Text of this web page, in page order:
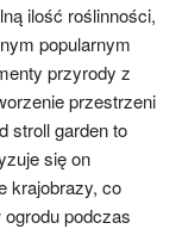
ilość roślinności,
popularnym
przyrody z
przestrzeni
stroll garden to
się on
krajobrazy, co
podczas